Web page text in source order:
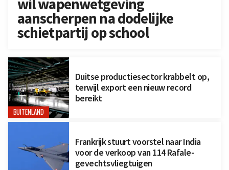
wil wapenwetgeving
aanscherpen na dodelijke
schietpartij op school
BUITENLAND
Duitse productiesector krabbelt op,
terwijl export een nieuw record
bereikt
Frankrijk stuurt voorstel naar India
voor de verkoop van 114 Rafale-
gevechtsvliegtuigen